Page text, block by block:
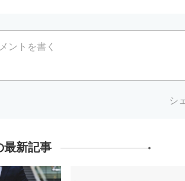
ントを書く
シ
最新記事